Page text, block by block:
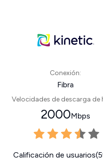
Conexión:
Fibra
Velocidades de descarga de
2000Mbps
Calificación de